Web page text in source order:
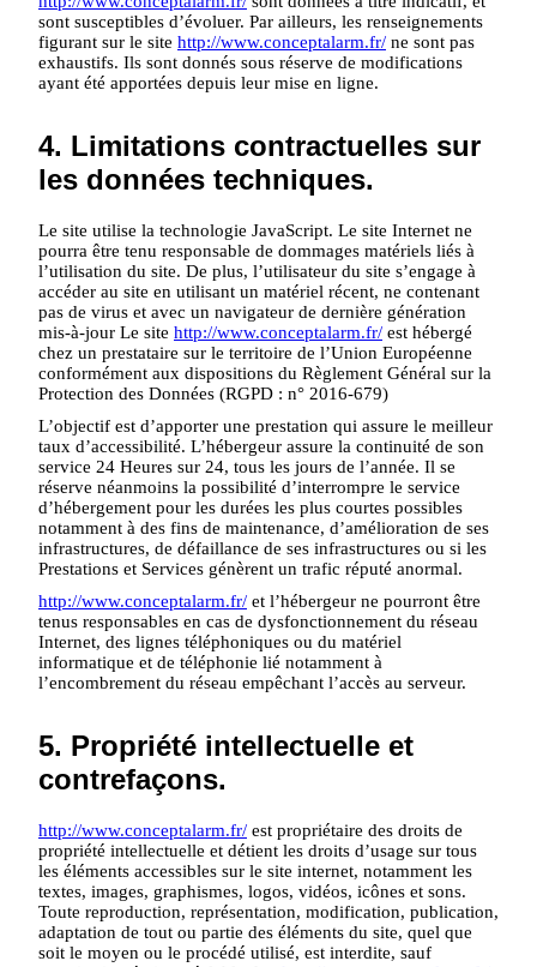
sont susceptibles d’évoluer. Par ailleurs, les renseignements
figurant sur le site http://www.conceptalarm.fr/ ne sont pas
exhaustifs. Ils sont donnés sous réserve de modifications
ayant été apportées depuis leur mise en ligne.
4. Limitations contractuelles sur
les données techniques.
Le site utilise la technologie JavaScript. Le site Internet ne
pourra être tenu responsable de dommages matériels liés à
l’utilisation du site. De plus, l’utilisateur du site s’engage à
accéder au site en utilisant un matériel récent, ne contenant
pas de virus et avec un navigateur de dernière génération
mis-à-jour Le site http://www.conceptalarm.fr/ est hébergé
chez un prestataire sur le territoire de l’Union Européenne
conformément aux dispositions du Règlement Général sur la
Protection des Données (RGPD : n° 2016-679)
L’objectif est d’apporter une prestation qui assure le meilleur
taux d’accessibilité. L’hébergeur assure la continuité de son
service 24 Heures sur 24, tous les jours de l’année. Il se
réserve néanmoins la possibilité d’interrompre le service
d’hébergement pour les durées les plus courtes possibles
notamment à des fins de maintenance, d’amélioration de ses
infrastructures, de défaillance de ses infrastructures ou si les
Prestations et Services génèrent un trafic réputé anormal.
http://www.conceptalarm.fr/ et l’hébergeur ne pourront être
tenus responsables en cas de dysfonctionnement du réseau
Internet, des lignes téléphoniques ou du matériel
informatique et de téléphonie lié notamment à
l’encombrement du réseau empêchant l’accès au serveur.
5. Propriété intellectuelle et
contrefaçons.
http://www.conceptalarm.fr/ est propriétaire des droits de
propriété intellectuelle et détient les droits d’usage sur tous
les éléments accessibles sur le site internet, notamment les
textes, images, graphismes, logos, vidéos, icônes et sons.
Toute reproduction, représentation, modification, publication,
adaptation de tout ou partie des éléments du site, quel que
soit le moyen ou le procédé utilisé, est interdite, sauf